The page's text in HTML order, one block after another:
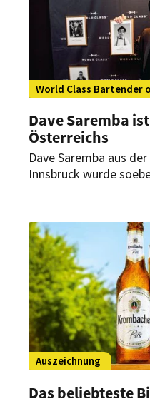
World Class Bartender
Dave Saremba
Österreichs
Dave Saremba aus
Innsbruck wurde
sieben Konkurrenten
Auszeichnung
Das beliebteste